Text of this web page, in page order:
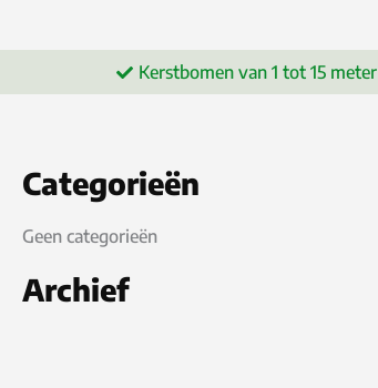
Kerstbomen van 1 tot 15 meter
Categorieën
Geen categorieën
Archief